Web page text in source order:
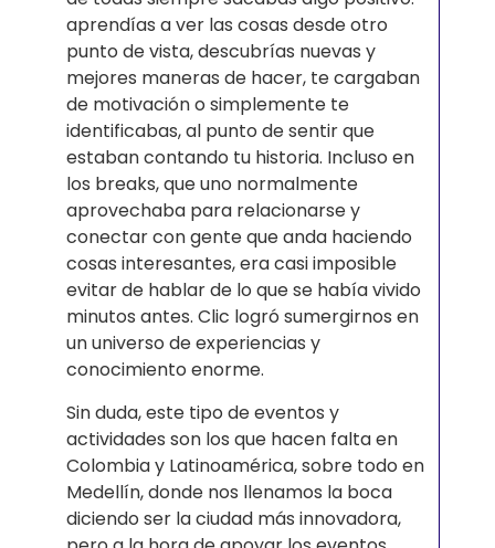
aprendías a ver las cosas desde otro
punto de vista, descubrías nuevas y
mejores maneras de hacer, te cargaban
de motivación o simplemente te
identificabas, al punto de sentir que
estaban contando tu historia. Incluso en
los breaks, que uno normalmente
aprovechaba para relacionarse y
conectar con gente que anda haciendo
cosas interesantes, era casi imposible
evitar de hablar de lo que se había vivido
minutos antes. Clic logró sumergirnos en
un universo de experiencias y
conocimiento enorme.
Sin duda, este tipo de eventos y
actividades son los que hacen falta en
Colombia y Latinoamérica, sobre todo en
Medellín, donde nos llenamos la boca
diciendo ser la ciudad más innovadora,